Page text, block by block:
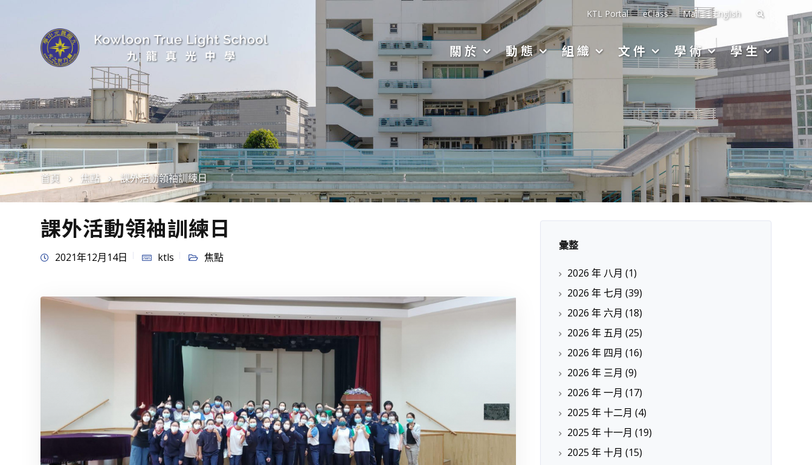
KTL Portal eClass Mail English
搜
尋
關
於：
關於 動態 組織 文件 學術 學生
首頁 焦點 課外活動領袖訓練日
課外活動領袖訓練日
2021年12月14日 ktls 焦點
彙整
2026 年 八月 (1)
2026 年 七月 (39)
2026 年 六月 (18)
2026 年 五月 (25)
2026 年 四月 (16)
2026 年 三月 (9)
2026 年 一月 (17)
2025 年 十二月 (4)
2025 年 十一月 (19)
2025 年 十月 (15)